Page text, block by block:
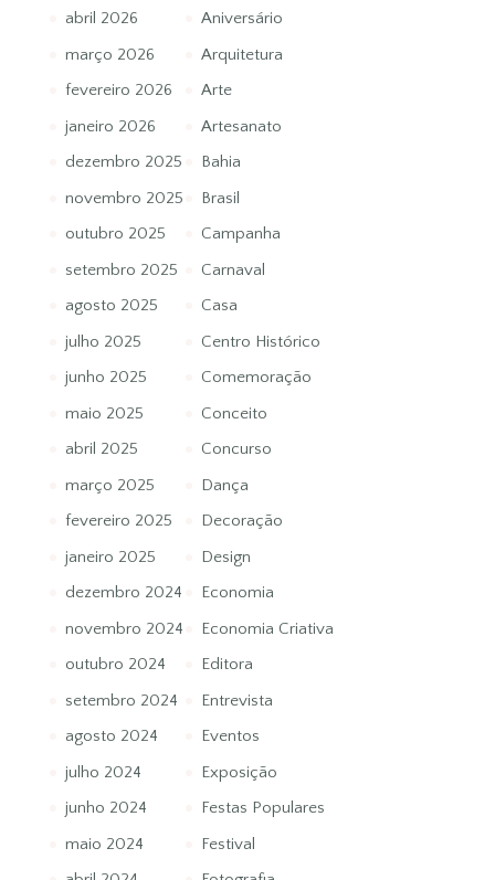
abril 2026
março 2026
fevereiro 2026
janeiro 2026
dezembro 2025
novembro 2025
outubro 2025
setembro 2025
agosto 2025
julho 2025
junho 2025
maio 2025
abril 2025
março 2025
fevereiro 2025
janeiro 2025
dezembro 2024
novembro 2024
outubro 2024
setembro 2024
agosto 2024
julho 2024
junho 2024
maio 2024
Aniversário
Arquitetura
Arte
Artesanato
Bahia
Brasil
Campanha
Carnaval
Casa
Centro Histórico
Comemoração
Conceito
Concurso
Dança
Decoração
Design
Economia
Economia Criativa
Editora
Entrevista
Eventos
Exposição
Festas Populares
Festival